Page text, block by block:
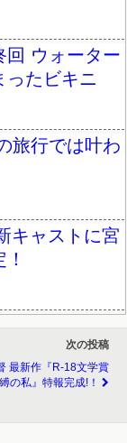
回 ウォーター
ったビキニ
旅行では叶わ
キャストに宮
次の投稿
最新作『R-18文学賞
の私』特報完成!！